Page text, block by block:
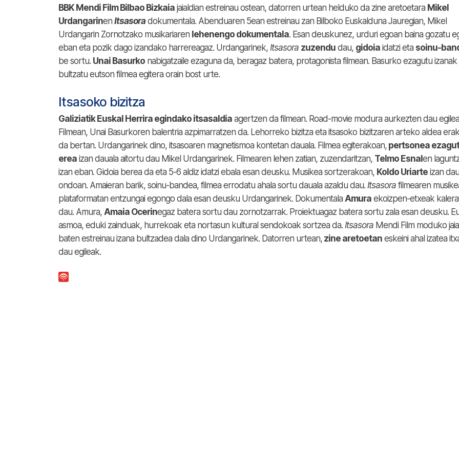
BBK Mendi Film Bilbao Bizkaia jaialdian estreinau ostean, datorren urtean helduko da zine aretoetara Mikel
Urdangarinen Itsasoradokumentala. Abenduaren 5ean estreinau zan Bilboko Euskalduna Jauregian, Mikel
Urdangarin Zornotzako musikariaren lehenengo dokumentala. Esan deuskunez, urduri egoan baina gozatu
eban eta pozik dago izandako harrereagaz. Urdangarinek, Itsasora zuzendu dau, gidoia idatzi eta soinu-
be sortu. Unai Basurko nabigatzaile ezaguna da, beragaz batera, protagonista filmean. Basurko ezagutu izanak
bultzatu eutson filmea egitera orain bost urte.
Itsasoko bizitza
Galiziatik Euskal Herrira egindako itsasaldia agertzen da filmean. Road-movie modura aurkezten dau
Filmean, Unai Basurkoren balentria azpimarratzen da. Lehorreko bizitza eta itsasoko bizitzaren arteko aldea
da bertan. Urdangarinek dino, itsasoaren magnetismoa kontetan dauala. Filmea egiterakoan, pertsonea
erea izan dauala aitortu dau Mikel Urdangarinek. Filmearen lehen zatian, zuzendaritzan, Telmo Esnal en
izan eban. Gidoia berea da eta 5-6 aldiz idatzi ebala esan deusku. Musikea sortzerakoan, Koldo Uriarte izan dau
ondoan. Amaieran barik, soinu-bandea, filmea errodatu ahala sortu dauala azaldu dau. Itsasora filmearen
plataformatan entzungai egongo dala esan deusku Urdangarinek. Dokumentala Amura ekoizpen-etxeak
dau. Amura, Amaia Ocerinegaz batera sortu dau zornotzarrak. Proiektuagaz batera sortu zala esan deusku.
asmoa, eduki zainduak, hurrekoak eta nortasun kultural sendokoak sortzea da. Itsasora Mendi Film moduko
baten estreinau izana bultzadea dala dino Urdangarinek. Datorren urtean, zine aretoetan eskeini ahal izatea
dau egileak.